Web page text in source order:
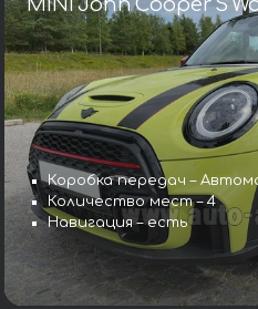
MINI John Cooper S
Коробка передач –
Количество мест – 4
Навигация – есть